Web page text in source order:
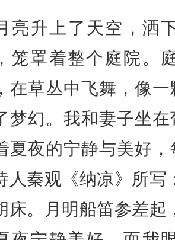
亮升上了天空，洒
笼罩着整个庭院。
在草丛中飞舞，像
梦幻。我和妻子坐
夏夜的宁静与美好
人秦观《纳凉》所写
床。月明船笛参差起